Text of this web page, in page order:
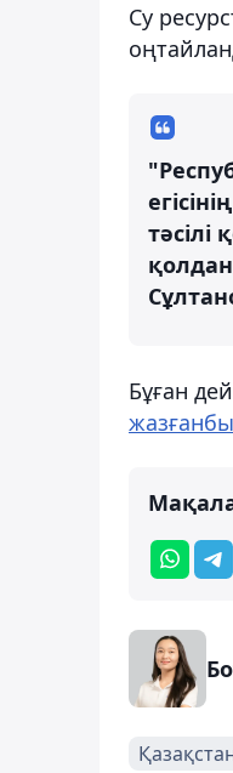
Су
тәсілі
Бұған